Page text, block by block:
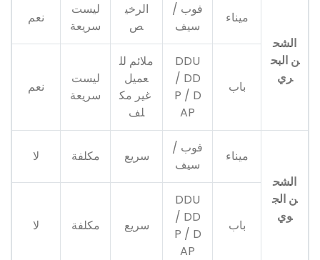
الشح
ن البح
ري
ميناء
فوب /
سيف
الرخي
ص
ليست
سريعة
نعم
باب
DDU
/ DD
P / D
AP
ملائم لل
عميل
غير مك
لف
ليست
سريعة
نعم
الشح
ن الج
وي
ميناء
فوب /
سيف
سريع مكلفة لا
باب
DDU
/ DD
P / D
AP
سريع مكلفة لا